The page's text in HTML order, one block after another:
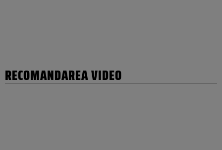
RECOMANDAREA VIDEO